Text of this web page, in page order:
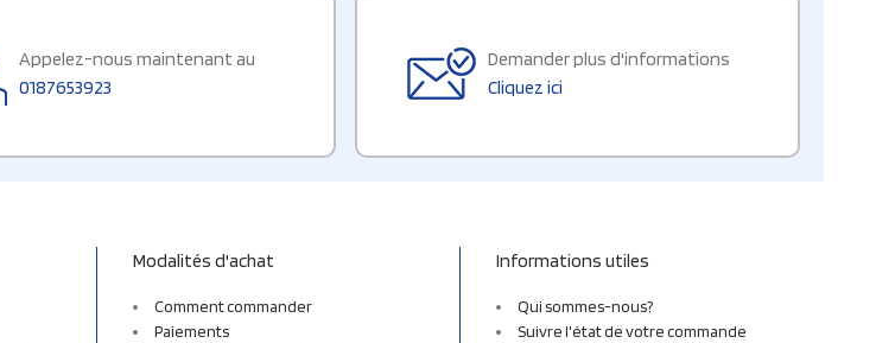
Appelez-nous maintenant au
0187653923
Demander plus d'informations
Cliquez ici
Modalités d'achat
Comment commander
Paiements
Informations utiles
Qui sommes-nous?
Suivre l'état de votre commande